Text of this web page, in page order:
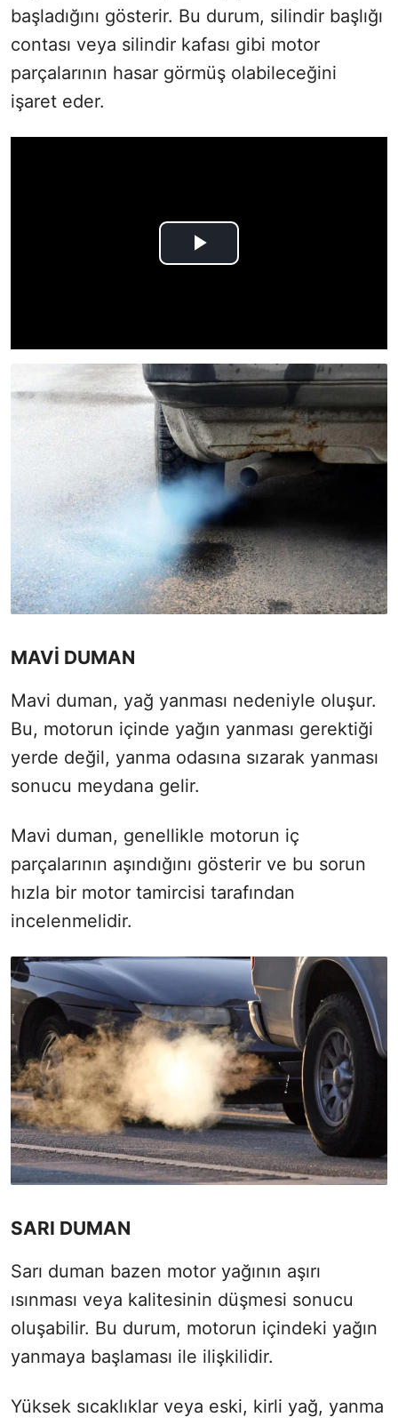
başladığını gösterir. Bu durum, silindir başlığı
contası veya silindir kafası gibi motor
parçalarının hasar görmüş olabileceğini
işaret eder.
MAVİ DUMAN
Mavi duman, yağ yanması nedeniyle oluşur.
Bu, motorun içinde yağın yanması gerektiği
yerde değil, yanma odasına sızarak yanması
sonucu meydana gelir.
Mavi duman, genellikle motorun iç
parçalarının aşındığını gösterir ve bu sorun
hızla bir motor tamircisi tarafından
incelenmelidir.
SARI DUMAN
Sarı duman bazen motor yağının aşırı
ısınması veya kalitesinin düşmesi sonucu
oluşabilir. Bu durum, motorun içindeki yağın
yanmaya başlaması ile ilişkilidir.
Yüksek sıcaklıklar veya eski, kirli yağ, yanma